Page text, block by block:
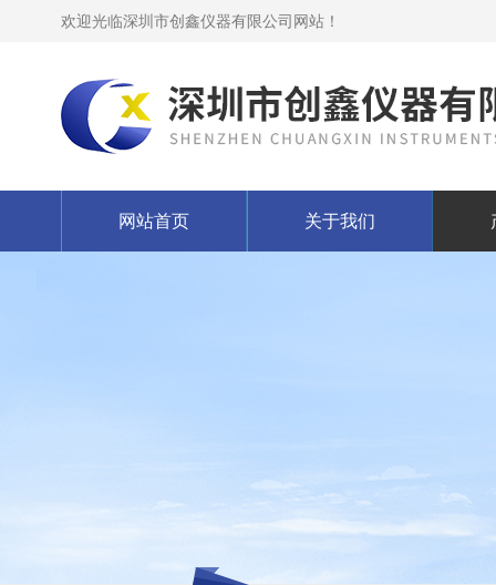
欢迎光临深圳市创鑫仪器有限公司网站！
网站首页 关于我们